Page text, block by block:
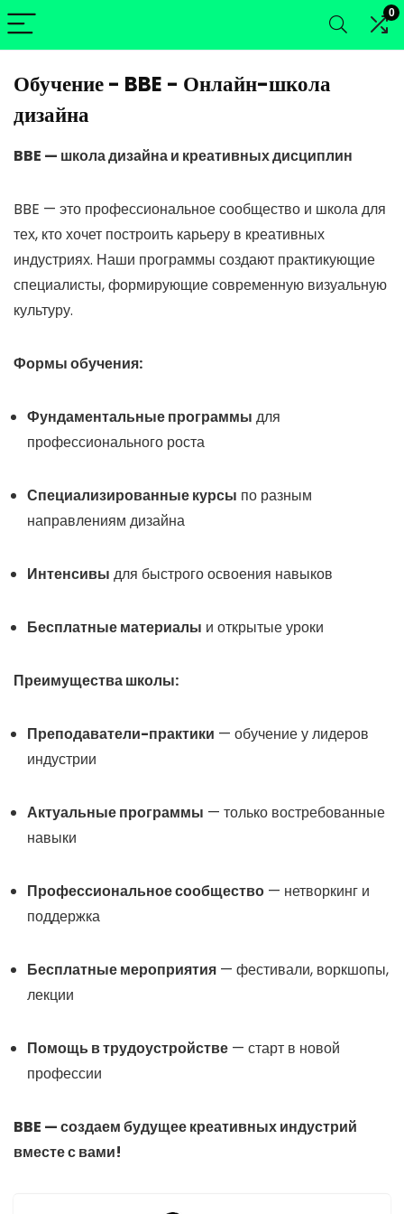
0
Обучение - BBE - Онлайн-школа
дизайна
BBE — школа дизайна и креативных дисциплин
BBE — это профессиональное сообщество и школа для
тех, кто хочет построить карьеру в креативных
индустриях. Наши программы создают практикующие
специалисты, формирующие современную визуальную
культуру.
Формы обучения:
Фундаментальные программы для
профессионального роста
Специализированные курсы по разным
направлениям дизайна
Интенсивы для быстрого освоения навыков
Бесплатные материалы и открытые уроки
Преимущества школы:
Преподаватели-практики — обучение у лидеров
индустрии
Актуальные программы — только востребованные
навыки
Профессиональное сообщество — нетворкинг и
поддержка
Бесплатные мероприятия — фестивали, воркшопы,
лекции
Помощь в трудоустройстве — старт в новой
профессии
BBE — создаем будущее креативных индустрий
вместе с вами!